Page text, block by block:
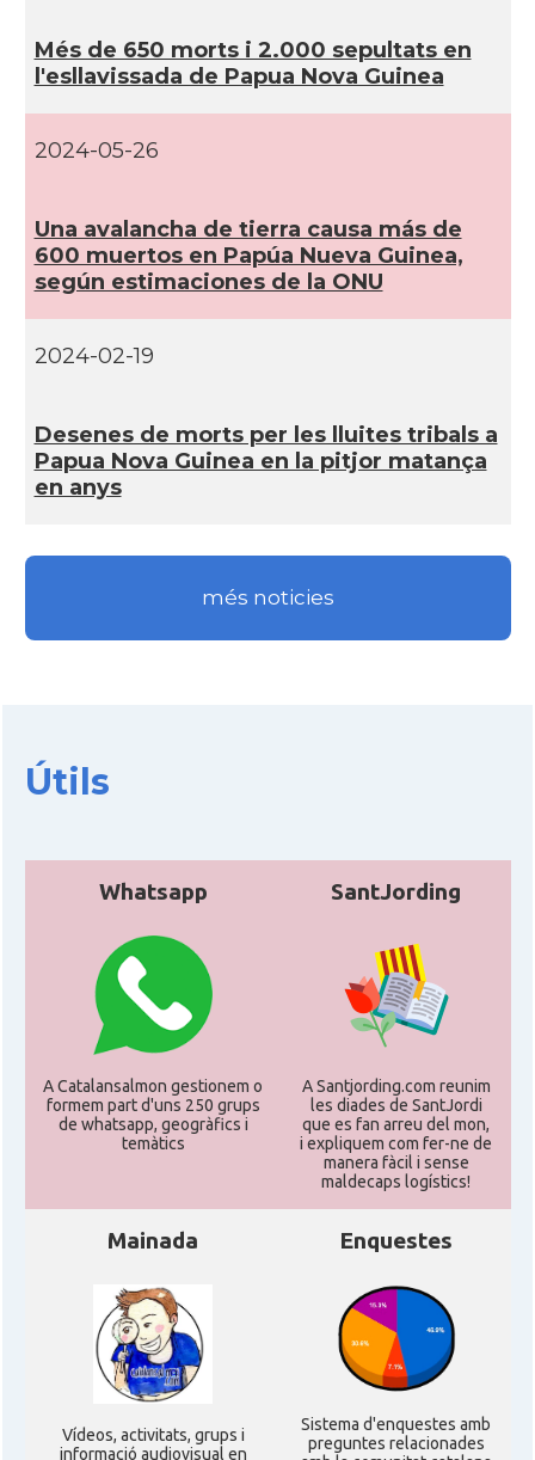
Més de 650 morts i 2.000 sepultats en
l'esllavissada de Papua Nova Guinea
2024-05-26
Una avalancha de tierra causa más de
600 muertos en Papúa Nueva Guinea,
según estimaciones de la ONU
2024-02-19
Desenes de morts per les lluites tribals a
Papua Nova Guinea en la pitjor matança
en anys
més noticies
Útils
Whatsapp
A Catalansalmon gestionem o
formem part d'uns 250 grups
de whatsapp, geogràfics i
temàtics
SantJording
A Santjording.com reunim
les diades de SantJordi
que es fan arreu del mon,
i expliquem com fer-ne de
manera fàcil i sense
maldecaps logí­stics!
Mainada
Ví­deos, activitats, grups i
informació audiovisual en
Enquestes
Sistema d'enquestes amb
preguntes relacionades